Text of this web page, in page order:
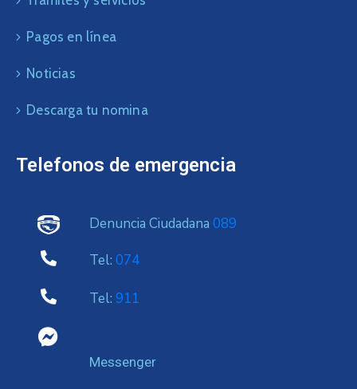
Pagos en línea
Noticias
Descarga tu nomina
Telefonos de emergencia
Denuncia Ciudadana 089
Tel: 074
Tel: 911
Messenger